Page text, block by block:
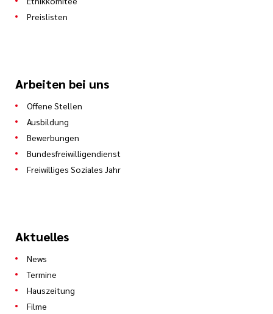
Preislisten
Arbeiten bei uns
Offene Stellen
Ausbildung
Bewerbungen
Bundesfreiwilligendienst
Freiwilliges Soziales Jahr
Aktuelles
News
Termine
Hauszeitung
Filme